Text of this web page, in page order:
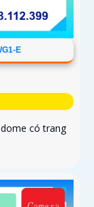
E
có trang